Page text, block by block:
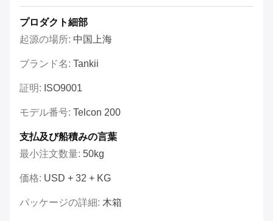
プロダクト細部
起源の場所: 中国上海
ブランド名: Tankii
証明: ISO9001
モデル番号: Telcon 200
支払及び船積みの言葉
最小注文数量: 50kg
価格: USD + 32 + KG
パッケージの詳細: 木箱